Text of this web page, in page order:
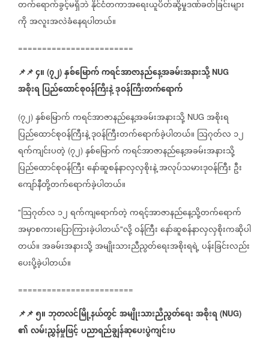
တက်ရောက်ခွင့်မရှိဘဲနိုင်ငံတကာအရေးယူပိတ်ဆို့မှုဒဏ်ခတ်ခြင်းများ
ကိုအလူးအလဲခံနေရပါတယ်။
========================
📌📌၄။ (၇၂) နှစ်မြောက်ကရင်အာဇာနည်နေ့အခမ်းအနားသို့ NUG
အစိုးရ ပြည်ထောင်စုဝန်ကြီးနဲ့ဒုဝန်ကြီးတက်ရောက်
(၇၂) နှစ်မြောက်ကရင်အာဇာနည်နေ့အခမ်းအနားသို့ NUG အစိုးရ
ပြည်ထောင်စုဝန်ကြီးနဲ့ဒုဝန်ကြီးတက်ရောက်ခဲ့ပါတယ်။ သြဂုတ်လ ၁၂
ရက်ကျင်းပတဲ့ (၇၂) နှစ်မြောက်ကရင်အာဇာနည်နေ့အခမ်းအနားသို့
ပြည်ထောင်စုဝန်ကြီးနော်ဆူစန်နာလှလှစိုးနဲ့အလုပ်သမားဒုဝန်ကြီး ဦး
ကျော်နီတို့တက်ရောက်ခဲ့ပါတယ်။
"သြဂုတ်လ ၁၂ရက်ကျရောက်တဲ့ကရင့်အာဇာနည်နေ့သို့တက်ရောက်
အမှာစကားပြောကြားခဲ့ပါတယ်"လို့ဝန်ကြီးနော်ဆူစန်နာလှလှစိုးကဆိုပါ
တယ်။အခမ်းအနားသို့အမျိုးသားညီညွတ်ရေးအစိုးရရဲ့ပန်းခြင်းလည်း
ပေးပို့ခဲ့ပါတယ်။
========================
📌📌၅။ဘုတလင်မြို့နယ်တွင်အမျိုးသားညီညွတ်ရေးအစိုးရ (NUG)
၏လမ်းညွှန်မှုဖြင့်ပညာရည်ချွန်ဆုပေးပွဲကျင်းပ